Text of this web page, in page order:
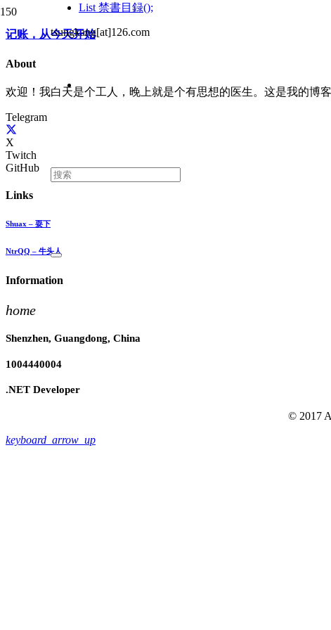
tsungkang[at]126.com
List 禁書目録();
记账，从今天开始
About
欢迎！我白天是个工人，晚上就是个有思想的医生。这是我的博
Telegram
X
Twitch
GitHub
Links
Shuax – 耍下
NtrQQ – 牛头人
Information
home
Shenzhen, Guangdong, China
1004440004
.NET Developer
© 2017
keyboard_arrow_up